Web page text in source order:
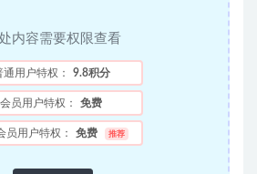
内容需要权限查看
通用户特权： 9.8积分
会员用户特权： 免费
员用户特权： 免费 推荐